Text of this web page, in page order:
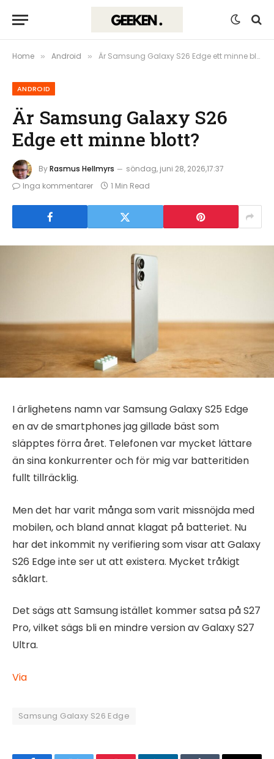
Home » Android » Är Samsung Galaxy S26 Edge ett minne blott?
ANDROID
Är Samsung Galaxy S26
Edge ett minne blott?
ByRasmus Hellmyrs
söndag, juni 28, 2026,17:37
Inga kommentarer
1 Min Read
I ärlighetens namn var Samsung Galaxy S25 Edge
en av de smartphones jag gillade bäst som
släpptes förra året. Telefonen var mycket lättare
än sina konkurrenter och för mig var batteritiden
fullt tillräcklig.
Men det har varit många som varit missnöjda med
mobilen, och bland annat klagat på batteriet. Nu
har det inkommit ny verifiering som visar att Galaxy
S26 Edge inte ser ut att existera. Mycket tråkigt
såklart.
Det sägs att Samsung istället kommer satsa på S27
Pro, vilket sägs bli en mindre version av Galaxy S27
Ultra.
Via
Samsung Galaxy S26 Edge